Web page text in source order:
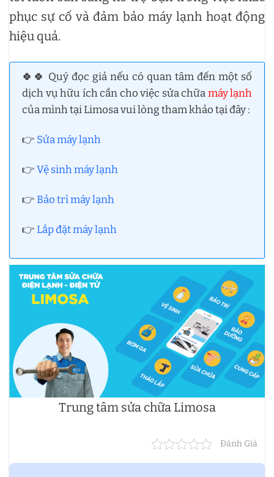
phục sự cố và đảm bảo máy lạnh hoạt động
hiệu quả.
🍀🍀 Quý đọc giả nếu có quan tâm đến một số
dịch vụ hữu ích cần cho việc sửa chữamáy lạnh
của mình tại Limosa vui lòng tham khảo tại đây :
👉 Sửa máy lạnh
👉Vệ sinh máy lạnh
👉Bảo trì máy lạnh
👉Lắp đặt máy lạnh
Trung tâm sửa chữa Limosa
Đánh Giá